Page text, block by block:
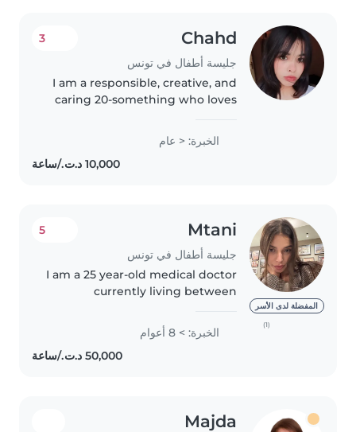
Chahd
جليسة أطفال في تونس
3
I am a responsible, creative, and
caring 20-something who loves
ages, from toddlers to teenagers.
While I don't have any formal
childcare experience yet,..
الخبرة: < عام
المفضلة لدى الأسر
(1)
Mtani
جليسة أطفال في تونس
5
I am a 25 year-old medical doctor
currently living between
Throughout my life, I have taken
on significant responsibility in
helping raise my three younger
الخبرة: > 8 أعوام
Majda